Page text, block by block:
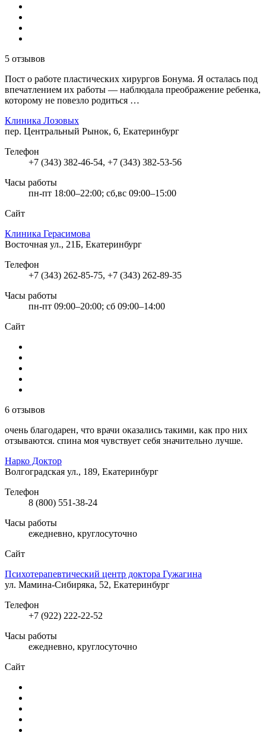
5 отзывов
Пост о работе пластических хирургов Бонума. Я осталась под
впечатлением их работы — наблюдала преображение ребенка,
которому не повезло родиться …
Клиника Лозовых
пер. Центральный Рынок, 6, Екатеринбург
Телефон
+7 (343) 382-46-54, +7 (343) 382-53-56
Часы работы
пн-пт 18:00–22:00; сб,вс 09:00–15:00
Сайт
Клиника Герасимова
Восточная ул., 21Б, Екатеринбург
Телефон
+7 (343) 262-85-75, +7 (343) 262-89-35
Часы работы
пн-пт 09:00–20:00; сб 09:00–14:00
Сайт
6 отзывов
очень благодарен, что врачи оказались такими, как про них
отзываются. спина моя чувствует себя значительно лучше.
Нарко Доктор
Волгоградская ул., 189, Екатеринбург
Телефон
8 (800) 551-38-24
Часы работы
ежедневно, круглосуточно
Сайт
Психотерапевтический центр доктора Гужагина
ул. Мамина-Сибиряка, 52, Екатеринбург
Телефон
+7 (922) 222-22-52
Часы работы
ежедневно, круглосуточно
Сайт